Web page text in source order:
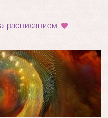
расписанием